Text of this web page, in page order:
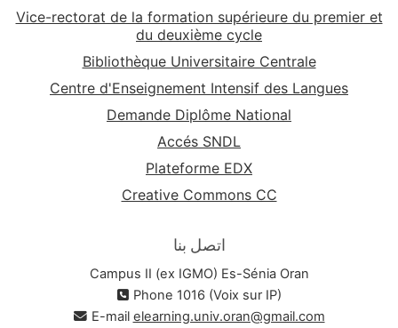
Vice-rectorat de la formation supérieure du premier et
du deuxième cycle
Bibliothèque Universitaire Centrale
Centre d'Enseignement Intensif des Langues
Demande Diplôme National
Accés SNDL
Plateforme EDX
Creative Commons CC
اتصل بنا
Campus II (ex IGMO) Es-Sénia Oran
Phone 1016 (Voix sur IP)
E-mail elearning.univ.oran@gmail.com